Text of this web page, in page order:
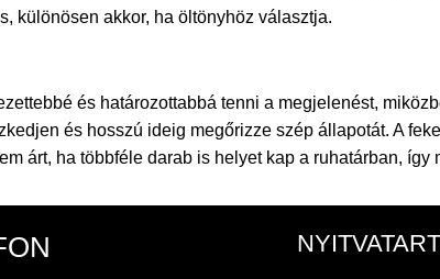
különösen akkor, ha öltönyhöz választja.
és határozottabbá tenni a megjelenést,
és hosszú ideig megőrizze szép állapotát. A
árt, ha többféle darab is helyet kap a ruhatárban,